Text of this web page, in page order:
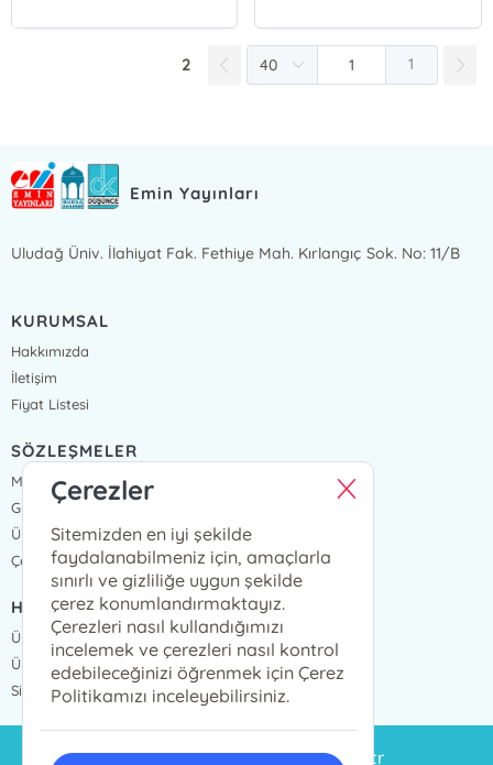
2 1
Emin Yayınları
Uludağ Üniv. İlahiyat Fak. Fethiye Mah. Kırlangıç Sok. No: 11/B
KURUMSAL
Hakkımızda
İletişim
Fiyat Listesi
SÖZLEŞMELER
Mesafeli Satış Sözleşmesi
Gizlilik Sözleşmesi
Üyelik Sözleşmesi
Çerez Politikası
HIZLI ERİŞİM
Üye Ol
Üye Giriş
Sipariş Takip
siparis@eminyayinlari.com.tr
Çerezler
Sitemizden en iyi şekilde
faydalanabilmeniz için, amaçlarla
sınırlı ve gizliliğe uygun şekilde
çerez konumlandırmaktayız.
Çerezleri nasıl kullandığımızı
incelemek ve çerezleri nasıl kontrol
edebileceğinizi öğrenmek için Çerez
Politikamızı inceleyebilirsiniz.